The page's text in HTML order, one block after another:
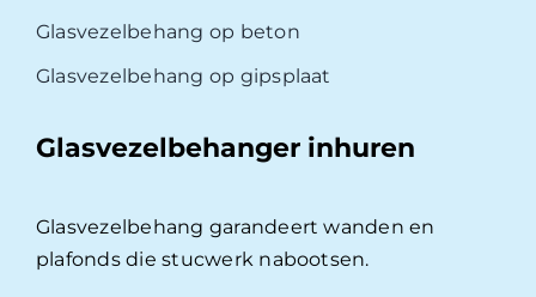
Glasvezelbehang op beton
Glasvezelbehang op gipsplaat
Glasvezelbehanger inhuren
Glasvezelbehang garandeert wanden en
plafonds die stucwerk nabootsen.